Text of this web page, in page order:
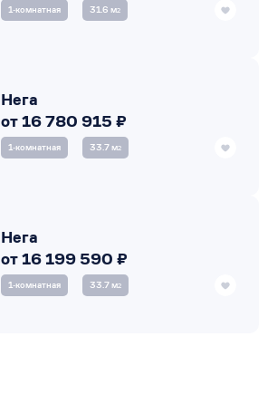
1‑комнатная 31.6 м2
Нега
от 16 780 915 ₽
1‑комнатная 33.7 м2
Нега
от 16 199 590 ₽
1‑комнатная 33.7 м2